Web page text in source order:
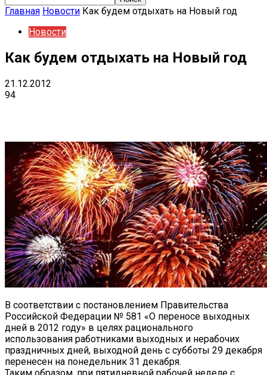
Главная Новости Как будем отдыхать на Новый год
Новости
Как будем отдыхать на Новый год
21.12.2012
94
В соответствии с постановлением Правительства
Российской Федерации № 581 «О переносе выходных
дней в 2012 году» в целях рационального
использования работниками выходных и нерабочих
праздничных дней, выходной день с субботы 29 декабря
перенесен на понедельник 31 декабря.